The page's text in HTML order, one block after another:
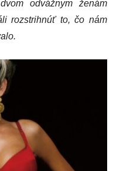
odvážnym ženám
rozstrihnúť to, čo nám